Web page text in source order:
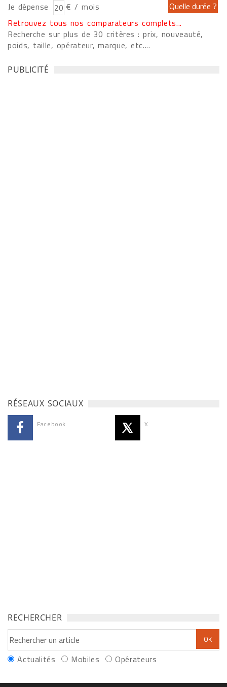
Je dépense
€ / mois
Retrouvez tous nos comparateurs complets...
Recherche sur plus de 30 critères : prix, nouveauté,
poids, taille, opérateur, marque, etc....
PUBLICITÉ
RÉSEAUX SOCIAUX
Facebook X
RECHERCHER
Actualités Mobiles Opérateurs